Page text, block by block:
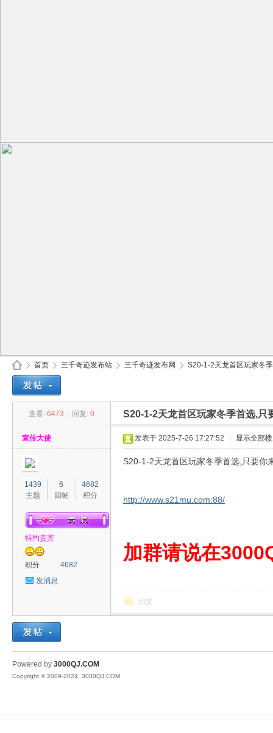
QJ
首页
›
三千奇迹发布站 三千奇迹发布网
›
S20-1-2天龙首区玩家冬
查看: 6473 回复: 0 S20-1-2天龙首区玩家冬季首选,只
宣传大使
1439
主题
6
回帖
4682
积分
特约贵宾
积分
4682
发消息
发表于 2025-7-26 17:27:52 显示全部
S20-1-2天龙首区玩家冬季首选,只要你
http://www.s21mu.com:88/
加群请说在
回复
Powered by 3000QJ.COM
Copyright © 2009-2024, 3000QJ.COM